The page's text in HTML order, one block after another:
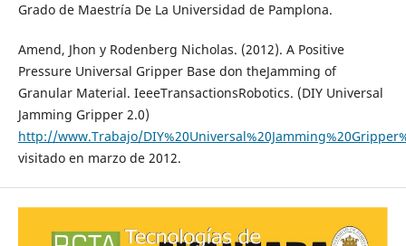
Grado de Maestría De La Universidad de Pamplona.
Amend, Jhon y Rodenberg Nicholas. (2012). A Positive
Pressure Universal Gripper Base don theJamming of
Granular Material. IeeeTransactionsRobotics. (DIY Universal
Jamming Gripper 2.0)
http://www.Trabajo/
visitado en marzo de 2012.